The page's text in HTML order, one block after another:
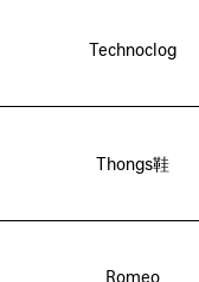
Technoclog
Thongs鞋
Romeo